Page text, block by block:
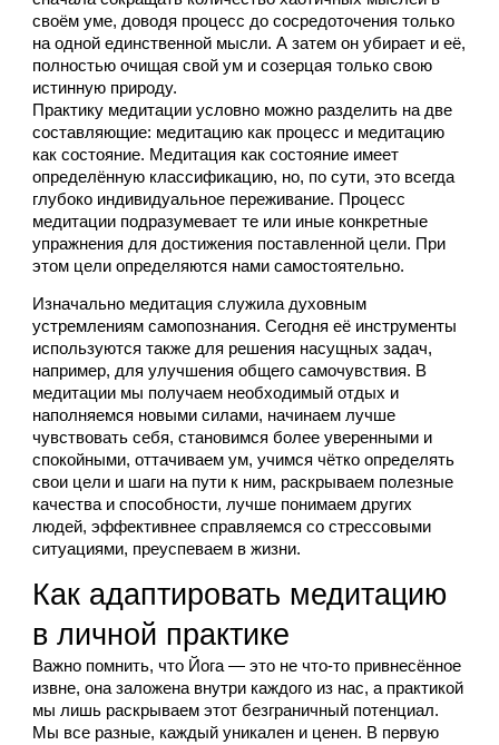
своём уме, доводя процесс до сосредоточения только
на одной единственной мысли. А затем он убирает и её,
полностью очищая свой ум и созерцая только свою
истинную природу.
Практику медитации условно можно разделить на две
составляющие: медитацию как процесс и медитацию
как состояние. Медитация как состояние имеет
определённую классификацию, но, по сути, это всегда
глубоко индивидуальное переживание. Процесс
медитации подразумевает те или иные конкретные
упражнения для достижения поставленной цели. При
этом цели определяются нами самостоятельно.
Изначально медитация служила духовным
устремлениям самопознания. Сегодня её инструменты
используются также для решения насущных задач,
например, для улучшения общего самочувствия. В
медитации мы получаем необходимый отдых и
наполняемся новыми силами, начинаем лучше
чувствовать себя, становимся более уверенными и
спокойными, оттачиваем ум, учимся чётко определять
свои цели и шаги на пути к ним, раскрываем полезные
качества и способности, лучше понимаем других
людей, эффективнее справляемся со стрессовыми
ситуациями, преуспеваем в жизни.
Как адаптировать медитацию
в личной практике
Важно помнить, что Йога — это не что-то привнесённое
извне, она заложена внутри каждого из нас, а практикой
мы лишь раскрываем этот безграничный потенциал.
Мы все разные, каждый уникален и ценен. В первую